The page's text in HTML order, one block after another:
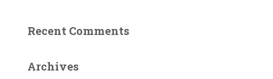
Recent Comments
Archives